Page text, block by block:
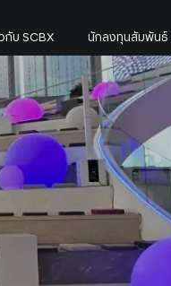
กับ SCBX นักลงทุนสัมพันธ์